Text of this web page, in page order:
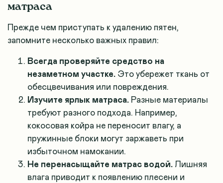
матраса
Прежде чем приступать к удалению пятен,
запомните несколько важных правил:
Всегда проверяйте средство на
незаметном участке. Это убережет ткань от
обесцвечивания или повреждения.
Изучите ярлык матраса. Разные материалы
требуют разного подхода. Например,
кокосовая койра не переносит влагу, а
пружинные блоки могут заржаветь при
избыточном намокании.
Не перенасыщайте матрас водой. Лишняя
влага приводит к появлению плесени и